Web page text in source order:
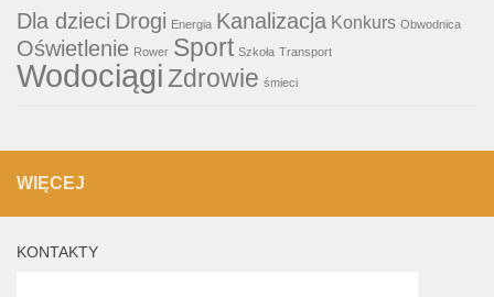
Dla dzieci Drogi Energia Kanalizacja Konkurs Obwodnica
Oświetlenie Rower Sport Szkoła Transport
WodociągiZdrowie śmieci
WIĘCEJ
KONTAKTY